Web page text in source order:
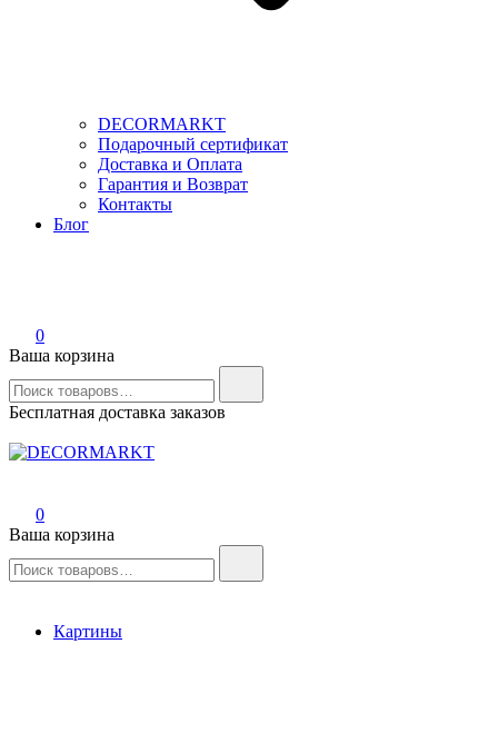
DECORMARKT
Подарочный сертификат
Доставка и Оплата
Гарантия и Возврат
Контакты
Блог
0
Ваша корзина
Бесплатная доставка заказов
0
Ваша корзина
Картины